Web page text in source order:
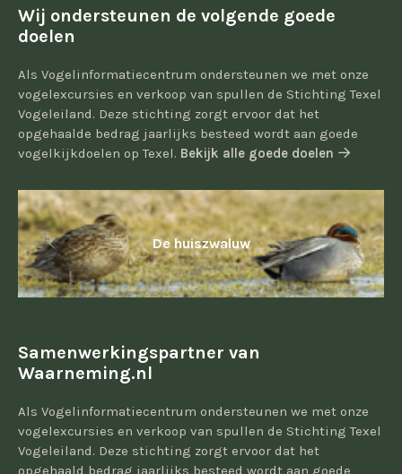
Wij ondersteunen de volgende goede
doelen
Als Vogelinformatiecentrum ondersteunen we met onze
vogelexcursies en verkoop van spullen de Stichting Texel
Vogeleiland. Deze stichting zorgt ervoor dat het
opgehaalde bedrag jaarlijks besteed wordt aan goede
vogelkijkdoelen op Texel. Bekijk alle goede doelen
De huiszwaluw
Samenwerkingspartner van
Waarneming.nl
Als Vogelinformatiecentrum ondersteunen we met onze
vogelexcursies en verkoop van spullen de Stichting Texel
Vogeleiland. Deze stichting zorgt ervoor dat het
opgehaald bedrag jaarlijks besteed wordt aan goede